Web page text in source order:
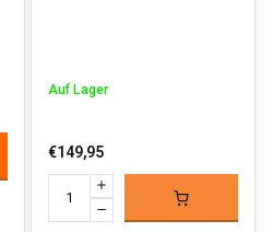
Auf Lager
€149,95